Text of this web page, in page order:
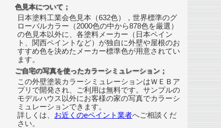
色見本について；
日本塗料工業会色見本（632色），世界標準のグ
ローバルカラー（2000色の中から878色を厳選）
の色見本以外に、各塗料メーカー（日本ペイン
ト、関西ペイントなど）が独自に外壁や屋根のお
すすめ色を決めたメーカー標準色が用意されてい
ます。
ご自宅の写真を使ったカラーシミュレーション；
この外壁塗装カラーシミュレーションはＷＥＢア
プリで開発され、ご利用は無料です。サンプルの
モデルハウス以外にお客様の家の写真でカラーシ
ミュレーションできます。
詳しくは、 お近くのeペイント業者へご相談くだ
さい。